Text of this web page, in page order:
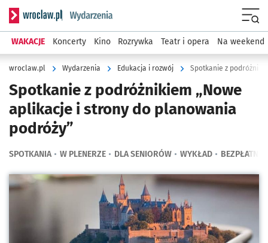
Serwis informacyjny wroclaw.pl podserwis: Wydarzenia
WAKACJE Koncerty Kino Rozrywka Teatr i opera Na weekend
wroclaw.pl Wydarzenia Edukacja i rozwój Spotkanie z
Spotkanie z podróżnikiem „Nowe
aplikacje i strony do planowania
podróży”
SPOTKANIA W PLENERZE DLA SENIORÓW WYKŁAD BEZPŁATNE
Kliknij, aby powiększyć